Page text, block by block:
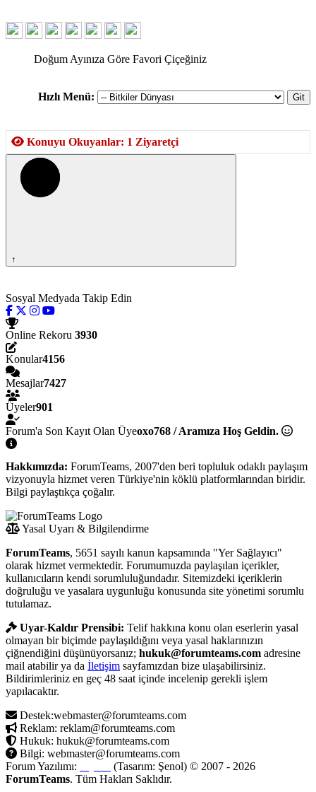
Doğum Ayınıza Göre Favori Çiçeğiniz
Hızlı Menü:
Konuyu Okuyanlar: 1 Ziyaretçi
↑
Sosyal Medyada Takip Edin
Online Rekoru 3930
Konular4156
Mesajlar7427
Üyeler901
Forum'a Son Kayıt Olan Üyeoxo768 / Aramıza Hoş Geldin.
Hakkımızda: ForumTeams, 2007'den beri topluluk odaklı paylaşım
vizyonuyla hizmet veren Türkiye'nin köklü platformlarından biridir.
Bilgi paylaştıkça çoğalır.
Yasal Uyarı & Bilgilendirme
ForumTeams, 5651 sayılı kanun kapsamında "Yer Sağlayıcı"
olarak hizmet vermektedir. Forumumuzda paylaşılan içerikler,
kullanıcıların kendi sorumluluğundadır. Sitemizdeki içeriklerin
doğruluğu ve yasalara uygunluğu konusunda site yönetimi sorumlu
tutulamaz.
Uyar-Kaldır Prensibi: Telif hakkına konu olan eserlerin yasal
olmayan bir biçimde paylaşıldığını veya yasal haklarınızın
çiğnendiğini düşünüyorsanız; hukuk@forumteams.com adresine
mail atabilir ya da İletişim sayfamızdan bize ulaşabilirsiniz.
Bildirimleriniz en geç 48 saat içinde incelenip gerekli işlem
yapılacaktır.
Destek:webmaster@forumteams.com
Reklam: reklam@forumteams.com
Hukuk: hukuk@forumteams.com
Bilgi: webmaster@forumteams.com
Forum Yazılımı:
(Tasarım: Şenol) © 2007 - 2026
ForumTeams. Tüm Hakları Saklıdır.